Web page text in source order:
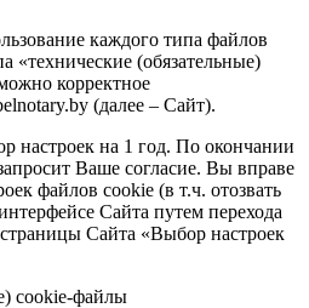
каждого типа файлов
«технические (обязательные)
корректное
(далее – Сайт).
настроек на 1 год. По окончании
Ваше согласие. Вы вправе
файлов cookie (в т.ч. отозвать
Сайта путем перехода
Сайта «Выбор настроек
cookie-файлы